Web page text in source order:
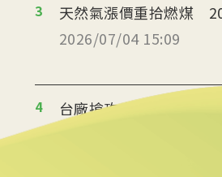
3
天然氣漲價重拾燃煤
2026/07/04 15:09
4
台廠搶攻泰國能源轉